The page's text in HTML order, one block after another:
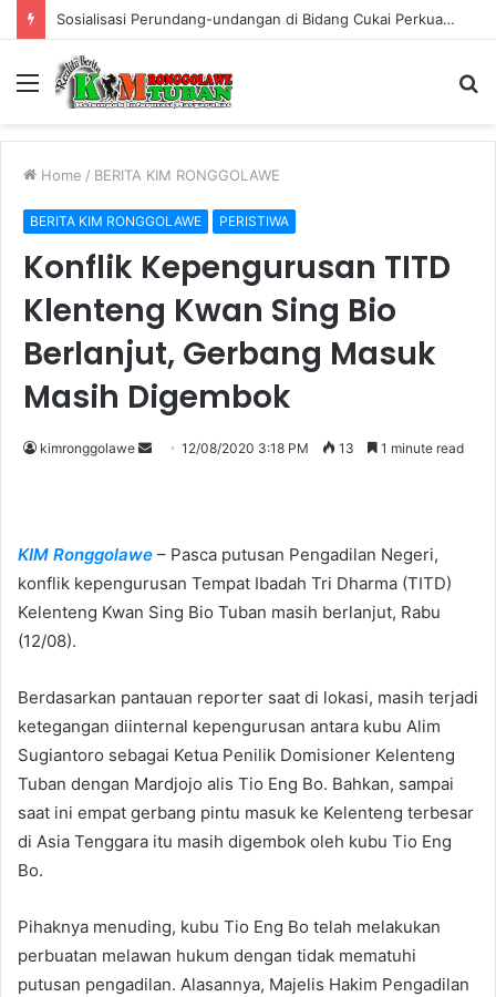
Warung Bambu di Jalan Raya Kerek Terbakar, Kerugian Ditaksir Rp30 Juta
Menu
Home / BERITA KIM RONGGOLAWE
BERITA KIM RONGGOLAWE PERISTIWA
Konflik Kepengurusan TITD
Klenteng Kwan Sing Bio
Berlanjut, Gerbang Masuk
Masih Digembok
kimronggolawe
a
n
e
i
12/08/2020 3:18 PM 13 1 minute read
KIM Ronggolawe – Pasca putusan Pengadilan Negeri,
konflik kepengurusan Tempat Ibadah Tri Dharma (TITD)
Kelenteng Kwan Sing Bio Tuban masih berlanjut, Rabu
(12/08).
Berdasarkan pantauan reporter saat di lokasi, masih terjadi
ketegangan diinternal kepengurusan antara kubu Alim
Sugiantoro sebagai Ketua Penilik Domisioner Kelenteng
Tuban dengan Mardjojo alis Tio Eng Bo. Bahkan, sampai
saat ini empat gerbang pintu masuk ke Kelenteng terbesar
di Asia Tenggara itu masih digembok oleh kubu Tio Eng
Bo.
Pihaknya menuding, kubu Tio Eng Bo telah melakukan
perbuatan melawan hukum dengan tidak mematuhi
putusan pengadilan. Alasannya, Majelis Hakim Pengadilan